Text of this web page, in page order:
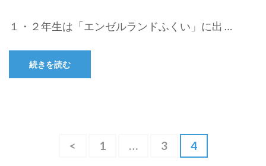
１・２年生は「エンゼルランドふくい」に出 …
続きを読む
<
固
1 …
固
3
固
定
4